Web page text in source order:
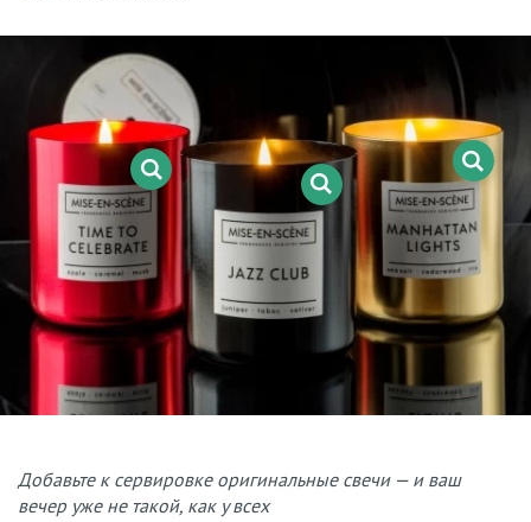
Добавьте к сервировке оригинальные свечи — и ваш
вечер уже не такой, как у всех